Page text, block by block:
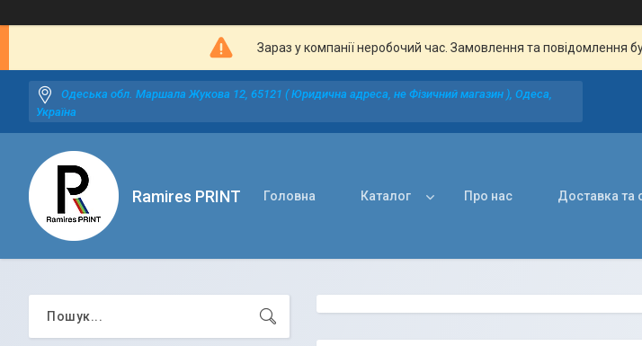
Зараз у компанії неробочий час. Замовлення та повідомлення
Одеська обл. Маршала Жукова 12, 65121 ( Юридична адреса, не Фізичний магазин ), Одеса,
Україна
Ramires PRINT Головна Каталог Про нас Доставка та